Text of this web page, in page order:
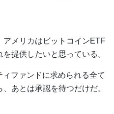
アメリカはビットコインETF
提供したいと思っている。
ィファンドに求められる全て
あとは承認を待つだけだ。